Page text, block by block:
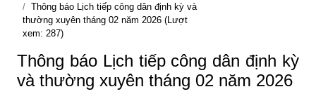
Thông báo Lịch tiếp công dân định kỳ và
thường xuyên tháng 02 năm 2026 (Lượt
xem: 287)
Thông báo Lịch tiếp công dân định kỳ
và thường xuyên tháng 02 năm 2026